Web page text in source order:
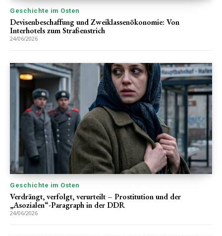
Geschichte im Osten
Devisenbeschaffung und Zweiklassenökonomie: Von
Interhotels zum Straßenstrich
24/06/2026
Geschichte im Osten
Verdrängt, verfolgt, verurteilt – Prostitution und der
„Asozialen“-Paragraph in der DDR
24/06/2026